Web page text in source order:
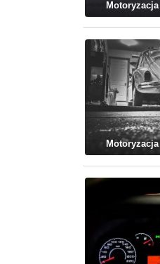
Motoryzacja
Motoryzacja